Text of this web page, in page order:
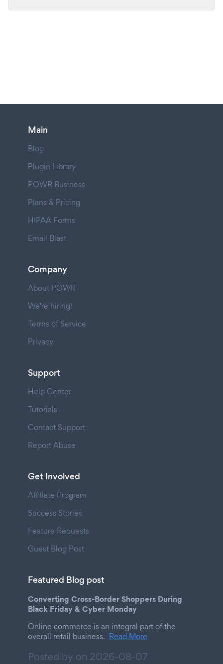
Main
Blog
Plugin Library
POWR Business
Plans & Pricing
HIPAA Forms
Email Blast
Company
About POWR
We're hiring!
Terms of Service
Privacy
Support
Help Center
Tutorials
Contact Support
Report Abuse
Get Involved
Affiliate Program
Success Stories
Feature Requests
Guest Blog Post
Featured Blog post
Converting Cross-Border Shoppers During
Black Friday & Cyber Monday
Online commerce is an integral part of the
overall retail business. Read More
Posted by on 2026-08-07